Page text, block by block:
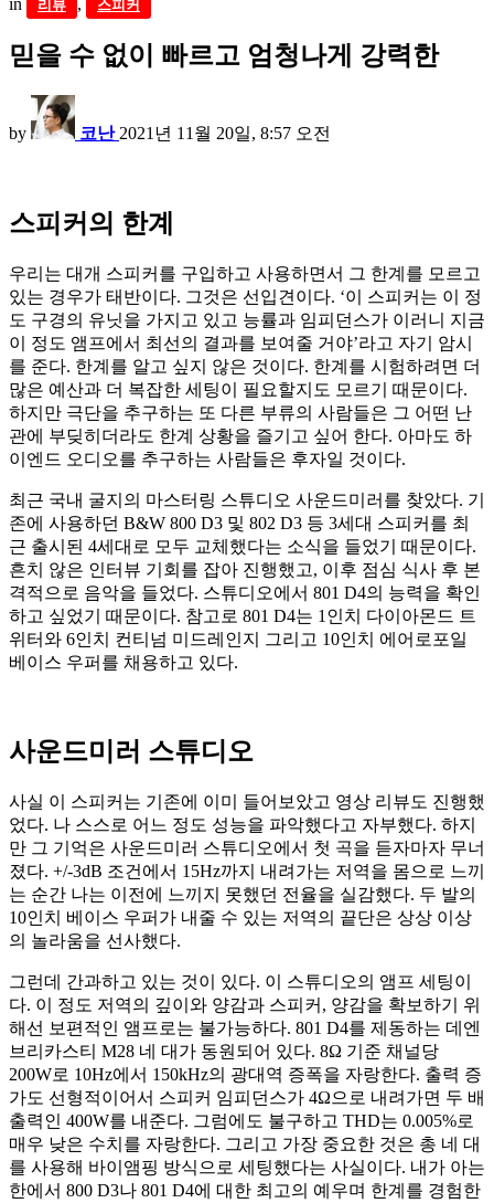
in 리뷰 , 스피커
믿을 수 없이 빠르고 엄청나게 강력한
by 코난 2021년 11월 20일, 8:57 오전
​스피커의 한계
우리는 대개 스피커를 구입하고 사용하면서 그 한계를 모르고
있는 경우가 태반이다. 그것은 선입견이다. ‘이 스피커는 이 정
도 구경의 유닛을 가지고 있고 능률과 임피던스가 이러니 지금
이 정도 앰프에서 최선의 결과를 보여줄 거야’라고 자기 암시
를 준다. 한계를 알고 싶지 않은 것이다. 한계를 시험하려면 더
많은 예산과 더 복잡한 세팅이 필요할지도 모르기 때문이다.
하지만 극단을 추구하는 또 다른 부류의 사람들은 그 어떤 난
관에 부딪히더라도 한계 상황을 즐기고 싶어 한다. 아마도 하
이엔드 오디오를 추구하는 사람들은 후자일 것이다.
최근 국내 굴지의 마스터링 스튜디오 사운드미러를 찾았다. 기
존에 사용하던 B&W 800 D3 및 802 D3 등 3세대 스피커를 최
근 출시된 4세대로 모두 교체했다는 소식을 들었기 때문이다.
흔치 않은 인터뷰 기회를 잡아 진행했고, 이후 점심 식사 후 본
격적으로 음악을 들었다. 스튜디오에서 801 D4의 능력을 확인
하고 싶었기 때문이다. 참고로 801 D4는 1인치 다이아몬드 트
위터와 6인치 컨티넘 미드레인지 그리고 10인치 에어로포일
베이스 우퍼를 채용하고 있다.
사운드미러 스튜디오
사실 이 스피커는 기존에 이미 들어보았고 영상 리뷰도 진행했
었다. 나 스스로 어느 정도 성능을 파악했다고 자부했다. 하지
만 그 기억은 사운드미러 스튜디오에서 첫 곡을 듣자마자 무너
졌다. +/-3dB 조건에서 15Hz까지 내려가는 저역을 몸으로 느끼
는 순간 나는 이전에 느끼지 못했던 전율을 실감했다. 두 발의
10인치 베이스 우퍼가 내줄 수 있는 저역의 끝단은 상상 이상
의 놀라움을 선사했다.
그런데 간과하고 있는 것이 있다. 이 스튜디오의 앰프 세팅이
다. 이 정도 저역의 깊이와 양감과 스피커, 양감을 확보하기 위
해선 보편적인 앰프로는 불가능하다. 801 D4를 제동하는 데엔
브리카스티 M28 네 대가 동원되어 있다. 8Ω 기준 채널당
200W로 10Hz에서 150kHz의 광대역 증폭을 자랑한다. 출력 증
가도 선형적이어서 스피커 임피던스가 4Ω으로 내려가면 두 배
출력인 400W를 내준다. 그럼에도 불구하고 THD는 0.005%로
매우 낮은 수치를 자랑한다. 그리고 가장 중요한 것은 총 네 대
를 사용해 바이앰핑 방식으로 세팅했다는 사실이다. 내가 아는
한에서 800 D3나 801 D4에 대한 최고의 예우며 한계를 경험한